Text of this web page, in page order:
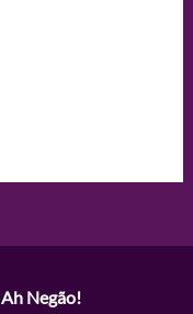
Ah Negão!